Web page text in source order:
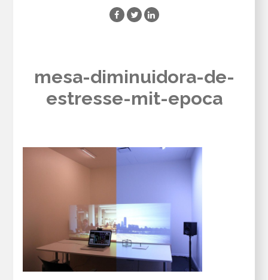
mesa-diminuidora-de-
estresse-mit-epoca